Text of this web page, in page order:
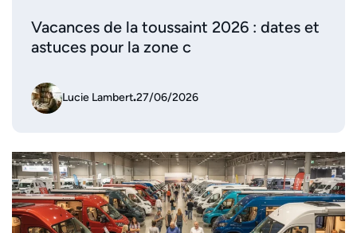
Vacances de la toussaint 2026 : dates et
astuces pour la zone c
Lucie Lambert.27/06/2026